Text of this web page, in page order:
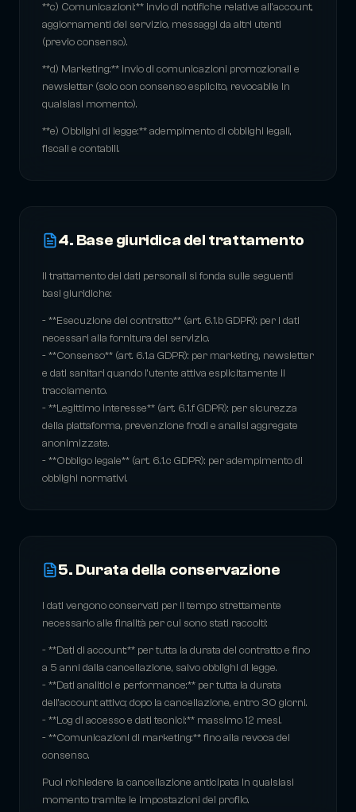
**c) Comunicazioni:** invio di notifiche relative all'account,
aggiornamenti del servizio, messaggi da altri utenti
(previo consenso).
**d) Marketing:** invio di comunicazioni promozionali e
newsletter (solo con consenso esplicito, revocabile in
qualsiasi momento).
**e) Obblighi di legge:** adempimento di obblighi legali,
fiscali e contabili.
4. Base giuridica del trattamento
Il trattamento dei dati personali si fonda sulle seguenti
basi giuridiche:
- **Esecuzione del contratto** (art. 6.1.b GDPR): per i dati
necessari alla fornitura del servizio.
- **Consenso** (art. 6.1.a GDPR): per marketing, newsletter
e dati sanitari quando l'utente attiva esplicitamente il
tracciamento.
- **Legittimo interesse** (art. 6.1.f GDPR): per sicurezza
della piattaforma, prevenzione frodi e analisi aggregate
anonimizzate.
- **Obbligo legale** (art. 6.1.c GDPR): per adempimento di
obblighi normativi.
5. Durata della conservazione
I dati vengono conservati per il tempo strettamente
necessario alle finalità per cui sono stati raccolti:
- **Dati di account:** per tutta la durata del contratto e fino
a 5 anni dalla cancellazione, salvo obblighi di legge.
- **Dati analitici e performance:** per tutta la durata
dell'account attivo; dopo la cancellazione, entro 30 giorni.
- **Log di accesso e dati tecnici:** massimo 12 mesi.
- **Comunicazioni di marketing:** fino alla revoca del
consenso.
Puoi richiedere la cancellazione anticipata in qualsiasi
momento tramite le impostazioni del profilo.